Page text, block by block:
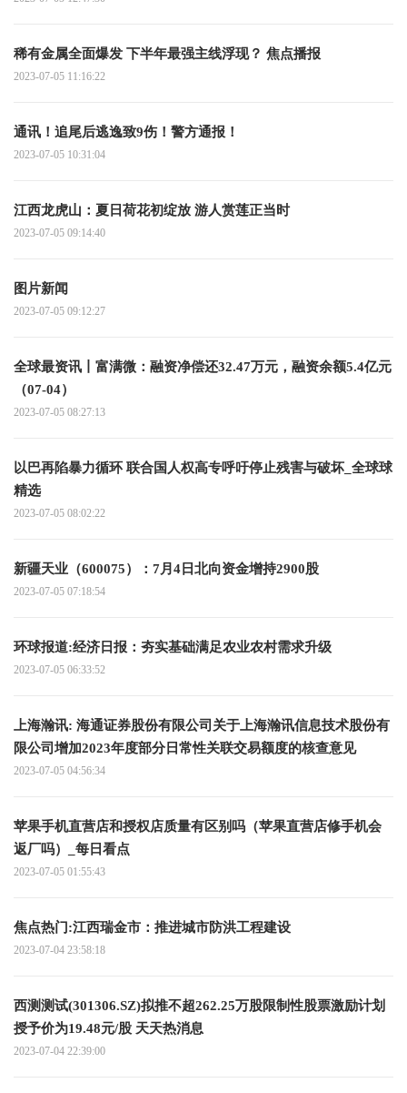
稀有金属全面爆发 下半年最强主线浮现？ 焦点播报
2023-07-05 11:16:22
通讯！追尾后逃逸致9伤！警方通报！
2023-07-05 10:31:04
江西龙虎山：夏日荷花初绽放 游人赏莲正当时
2023-07-05 09:14:40
图片新闻
2023-07-05 09:12:27
全球最资讯丨富满微：融资净偿还32.47万元，融资余额5.4亿元
（07-04）
2023-07-05 08:27:13
以巴再陷暴力循环 联合国人权高专呼吁停止残害与破坏_全球球
精选
2023-07-05 08:02:22
新疆天业（600075）：7月4日北向资金增持2900股
2023-07-05 07:18:54
环球报道:经济日报：夯实基础满足农业农村需求升级
2023-07-05 06:33:52
上海瀚讯: 海通证券股份有限公司关于上海瀚讯信息技术股份有
限公司增加2023年度部分日常性关联交易额度的核查意见
2023-07-05 04:56:34
苹果手机直营店和授权店质量有区别吗（苹果直营店修手机会
返厂吗）_每日看点
2023-07-05 01:55:43
焦点热门:江西瑞金市：推进城市防洪工程建设
2023-07-04 23:58:18
西测测试(301306.SZ)拟推不超262.25万股限制性股票激励计划
授予价为19.48元/股 天天热消息
2023-07-04 22:39:00